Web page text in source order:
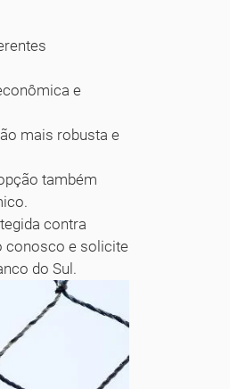
e
mais robusta e
também
contra
conosco e solicite
do Sul.